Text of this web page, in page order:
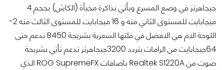
جيجاهرتز في وضع المسرع ويأتي بذاكرة مخبأة (الكاش) بحجم 4
ميجابايت للمستوى الثاني منه و 16 ميجابايت للمستوى الثالث منه 2-
اللوحة الام هي الافضل في فئتها السعرية بشريجة B450 تدعم حتى
64جيجابايت من الرامات بتردد 3200جيجاهرتز تدعم تأتي بشريحة
صوت من Realtek S1220A باضافات ROG SupremeFX الذي